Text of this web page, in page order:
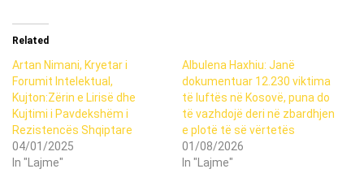
Related
Artan Nimani, Kryetar i
Forumit Intelektual,
Kujton:Zërin e Lirisë dhe
Kujtimi i Pavdekshëm i
Rezistencës Shqiptare
04/01/2025
In "Lajme"
Albulena Haxhiu: Janë
dokumentuar 12.230 viktima
të luftës në Kosovë, puna do
të vazhdojë deri në zbardhjen
e plotë të së vërtetës
01/08/2026
In "Lajme"